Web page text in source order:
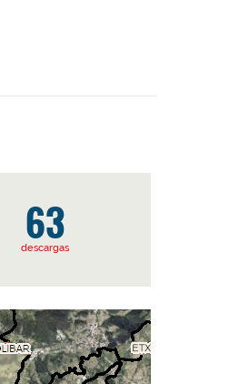
63
descargas